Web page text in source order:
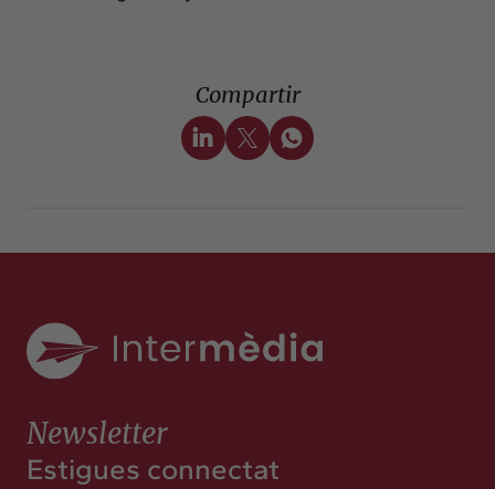
Compartir
Newsletter
Estigues connectat